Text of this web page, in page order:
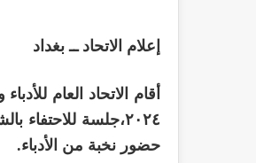
إعلام الاتحاد ــ بغداد
٢٠٢٤،جلسة
حضور نخبة من الأدباء.